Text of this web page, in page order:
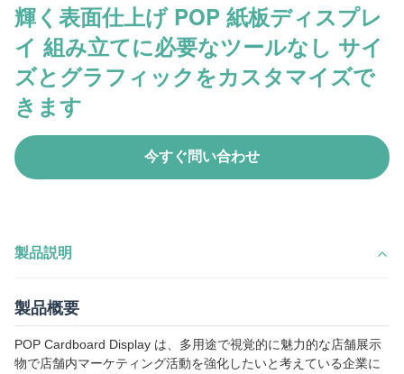
輝く表面仕上げ POP 紙板ディスプレ
イ 組み立てに必要なツールなし サイ
ズとグラフィックをカスタマイズで
きます
今すぐ問い合わせ
製品説明
製品概要
POP Cardboard Display は、多用途で視覚的に魅力的な店舗展示
物で店舗内マーケティング活動を強化したいと考えている企業に